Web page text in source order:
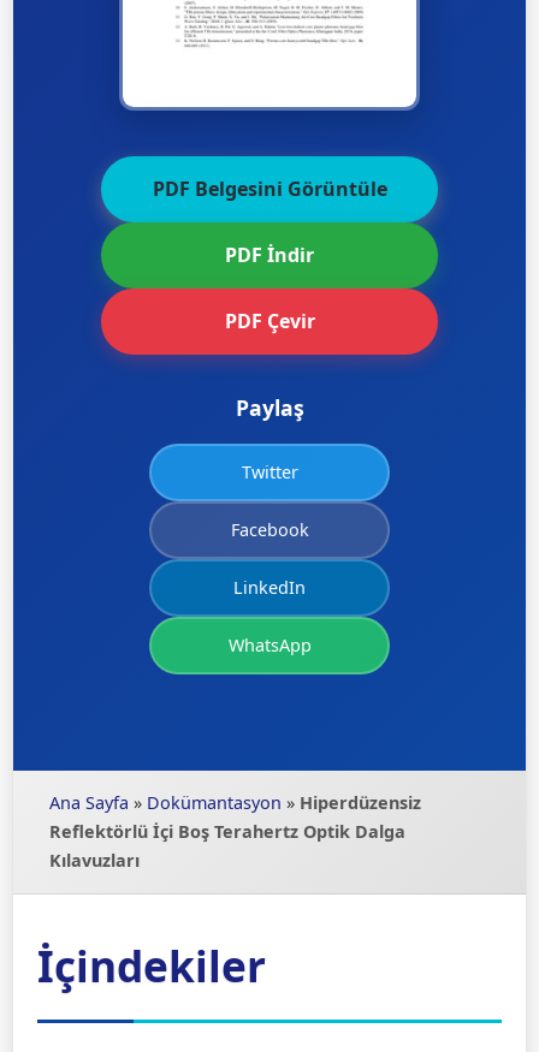
PDF Belgesini Görüntüle
PDF İndir
PDF Çevir
Paylaş
Twitter
Facebook
LinkedIn
WhatsApp
Ana Sayfa » Dokümantasyon » Hiperdüzensiz
Reflektörlü İçi Boş Terahertz Optik Dalga
Kılavuzları
İçindekiler